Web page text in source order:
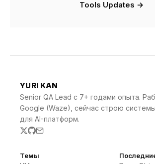
Tools Updates →
YURI KAN
Senior QA Lead с 7+ годами опыта.
Google (Waze), сейчас строю
для AI-платформ.
Темы